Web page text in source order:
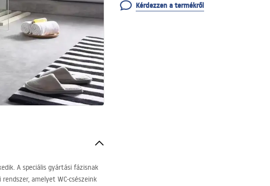
Kérdezzen a termékről
A speciális gyártási fázisnak
amelyet WC-csészeink